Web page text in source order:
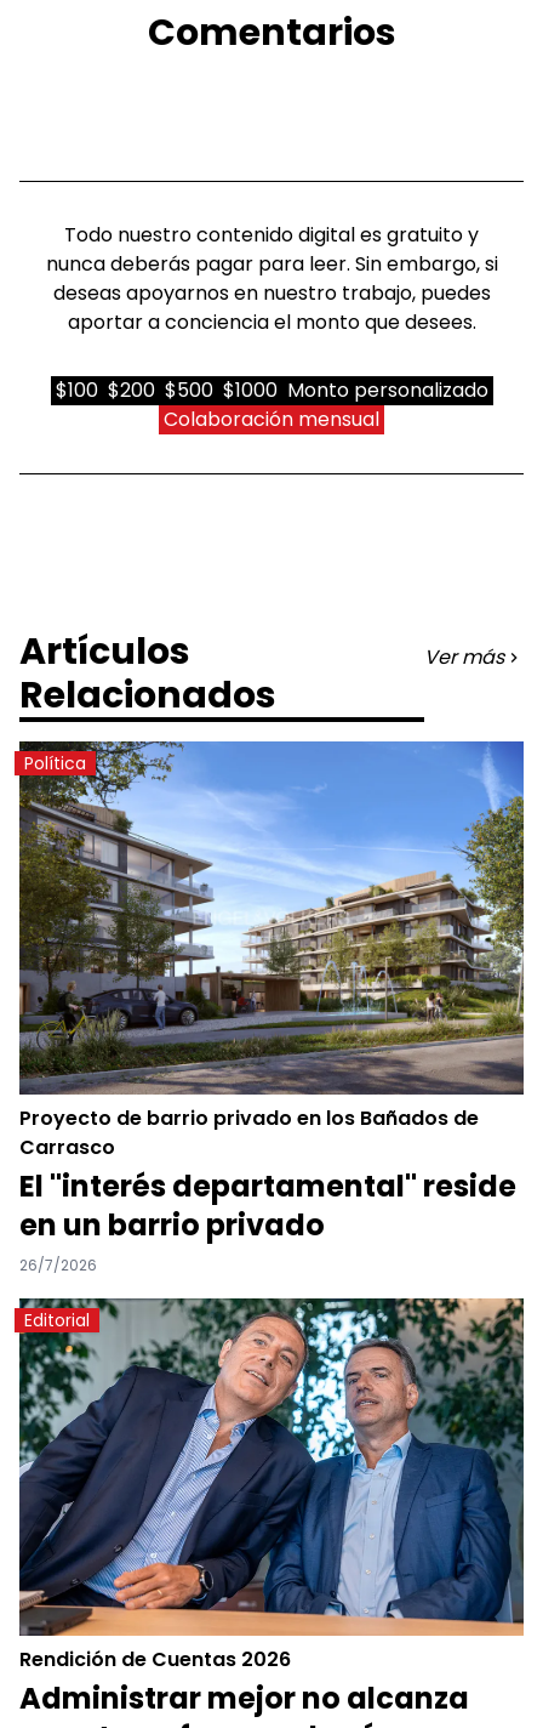
Comentarios
Todo nuestro contenido digital es gratuito y
nunca deberás pagar para leer. Sin embargo, si
deseas apoyarnos en nuestro trabajo, puedes
aportar a conciencia el monto que desees.
$100 $200 $500 $1000 Monto personalizado
Colaboración mensual
Artículos
Relacionados
Ver más
Política
Proyecto de barrio privado en los Bañados de
Carrasco
El "interés departamental" reside
en un barrio privado
26/7/2026
Editorial
Rendición de Cuentas 2026
Administrar mejor no alcanza